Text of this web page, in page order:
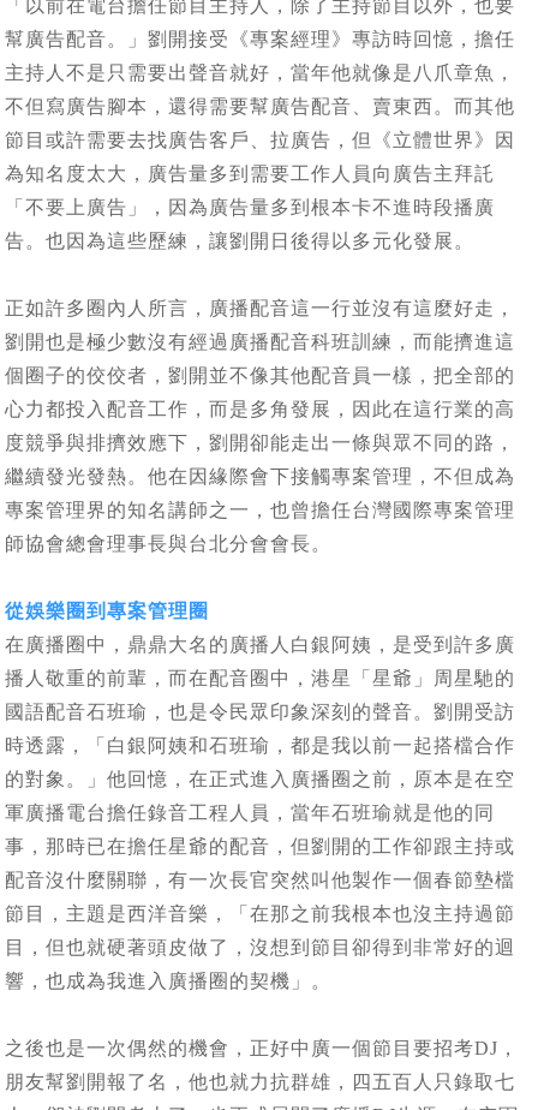
「以前在電台擔任節目主持人，除了主持節目以外，也要
幫廣告配音。」劉開接受《專案經理》專訪時回憶，擔任
主持人不是只需要出聲音就好，當年他就像是八爪章魚，
不但寫廣告腳本，還得需要幫廣告配音、賣東西。而其他
節目或許需要去找廣告客戶、拉廣告，但《立體世界》因
為知名度太大，廣告量多到需要工作人員向廣告主拜託
「不要上廣告」，因為廣告量多到根本卡不進時段播廣
告。也因為這些歷練，讓劉開日後得以多元化發展。
正如許多圈內人所言，廣播配音這一行並沒有這麼好走，
劉開也是極少數沒有經過廣播配音科班訓練，而能擠進這
個圈子的佼佼者，劉開並不像其他配音員一樣，把全部的
心力都投入配音工作，而是多角發展，因此在這行業的高
度競爭與排擠效應下，劉開卻能走出一條與眾不同的路，
繼續發光發熱。他在因緣際會下接觸專案管理，不但成為
專案管理界的知名講師之一，也曾擔任台灣國際專案管理
師協會總會理事長與台北分會會長。
從娛樂圈到專案管理圈
在廣播圈中，鼎鼎大名的廣播人白銀阿姨，是受到許多廣
播人敬重的前輩，而在配音圈中，港星「星爺」周星馳的
國語配音石班瑜，也是令民眾印象深刻的聲音。劉開受訪
時透露，「白銀阿姨和石班瑜，都是我以前一起搭檔合作
的對象。」他回憶，在正式進入廣播圈之前，原本是在空
軍廣播電台擔任錄音工程人員，當年石班瑜就是他的同
事，那時已在擔任星爺的配音，但劉開的工作卻跟主持或
配音沒什麼關聯，有一次長官突然叫他製作一個春節墊檔
節目，主題是西洋音樂，「在那之前我根本也沒主持過節
目，但也就硬著頭皮做了，沒想到節目卻得到非常好的迴
響，也成為我進入廣播圈的契機」。
之後也是一次偶然的機會，正好中廣一個節目要招考DJ，
朋友幫劉開報了名，他也就力抗群雄，四五百人只錄取七